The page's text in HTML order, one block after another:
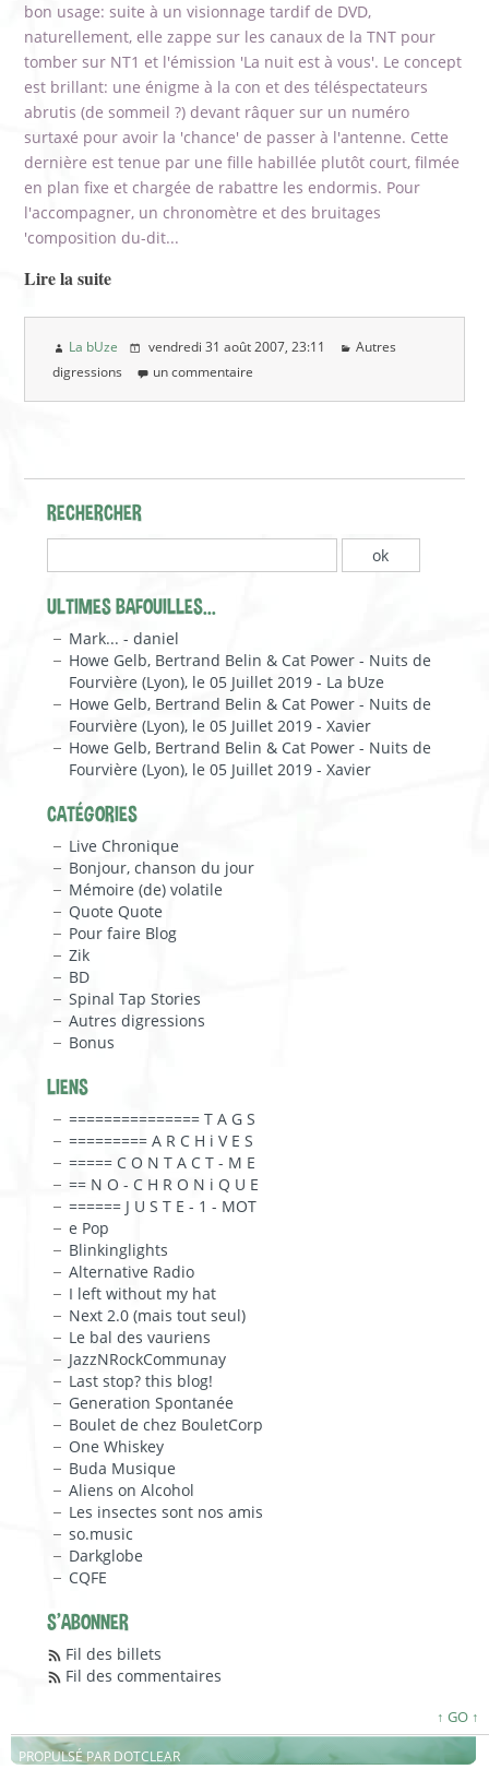
bon usage: suite à un visionnage tardif de DVD,
naturellement, elle zappe sur les canaux de la TNT pour
tomber sur NT1 et l'émission 'La nuit est à vous'. Le concept
est brillant: une énigme à la con et des téléspectateurs
abrutis (de sommeil ?) devant râquer sur un numéro
surtaxé pour avoir la 'chance' de passer à l'antenne. Cette
dernière est tenue par une fille habillée plutôt court, filmée
en plan fixe et chargée de rabattre les endormis. Pour
l'accompagner, un chronomètre et des bruitages
'composition du-dit...
Lire la suite
La bUze vendredi 31 août 2007, 23:11
Autres
digressions
un commentaire
RECHERCHER
ULTIMES BAFOUILLES...
Mark... - daniel
Howe Gelb, Bertrand Belin & Cat Power - Nuits de
Fourvière (Lyon), le 05 Juillet 2019 - La bUze
Howe Gelb, Bertrand Belin & Cat Power - Nuits de
Fourvière (Lyon), le 05 Juillet 2019 - Xavier
Howe Gelb, Bertrand Belin & Cat Power - Nuits de
Fourvière (Lyon), le 05 Juillet 2019 - Xavier
CATÉGORIES
Live Chronique
Bonjour, chanson du jour
Mémoire (de) volatile
Quote Quote
Pour faire Blog
Zik
BD
Spinal Tap Stories
Autres digressions
Bonus
LIENS
=============== T A G S
========= A R C H i V E S
===== C O N T A C T - M E
== N O - C H R O N i Q U E
====== J U S T E - 1 - MOT
e Pop
Blinkinglights
Alternative Radio
I left without my hat
Next 2.0 (mais tout seul)
Le bal des vauriens
JazzNRockCommunay
Last stop? this blog!
Generation Spontanée
Boulet de chez BouletCorp
One Whiskey
Buda Musique
Aliens on Alcohol
Les insectes sont nos amis
so.music
Darkglobe
CQFE
S'ABONNER
Fil des billets
Fil des commentaires
PROPULSÉ PAR DOTCLEAR
↑ GO ↑